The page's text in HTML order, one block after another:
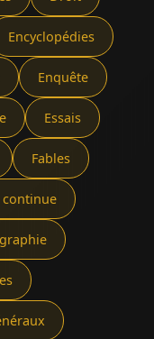
Encyclopédies
Enquête
Essais
Fables